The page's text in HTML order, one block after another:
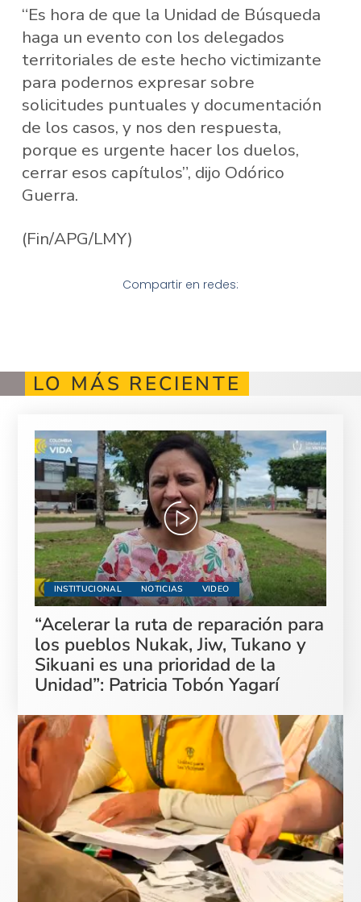
“Es hora de que la Unidad de Búsqueda
haga un evento con los delegados
territoriales de este hecho victimizante
para podernos expresar sobre
solicitudes puntuales y documentación
de los casos, y nos den respuesta,
porque es urgente hacer los duelos,
cerrar esos capítulos”, dijo Odórico
Guerra.
(Fin/APG/LMY)
Compartir en redes:
LO MÁS RECIENTE
INSTITUCIONAL NOTICIAS VIDEO
“Acelerar la ruta de reparación para
los pueblos Nukak, Jiw, Tukano y
Sikuani es una prioridad de la
Unidad”: Patricia Tobón Yagarí